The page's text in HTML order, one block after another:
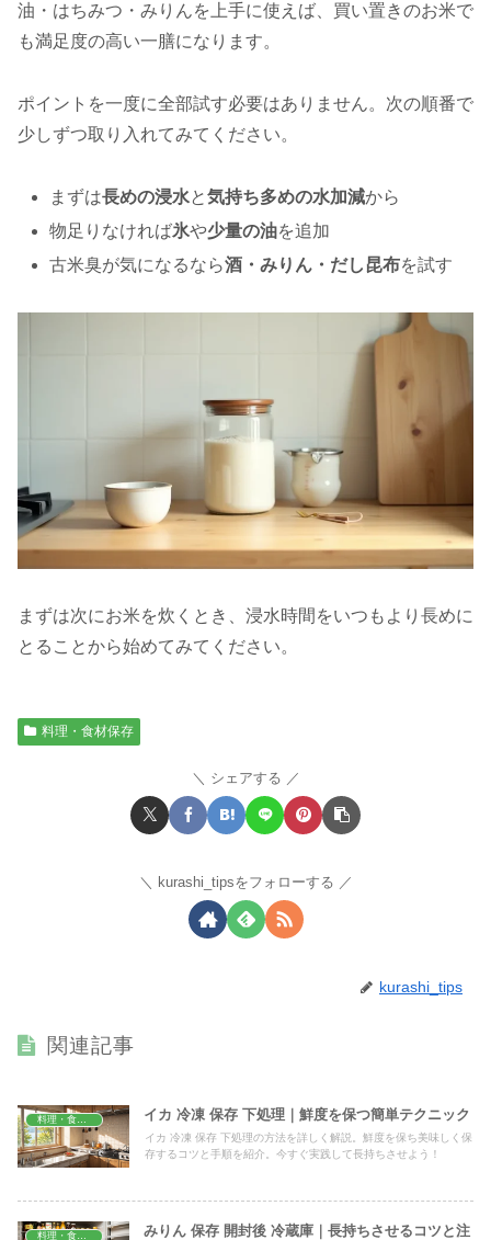
油・はちみつ・みりんを上手に使えば、買い置きのお米で
も満足度の高い一膳になります。
ポイントを一度に全部試す必要はありません。次の順番で
少しずつ取り入れてみてください。
まずは長めの浸水と気持ち多めの水加減から
物足りなければ氷や少量の油を追加
古米臭が気になるなら酒・みりん・だし昆布を試す
まずは次にお米を炊くとき、浸水時間をいつもより長めに
とることから始めてみてください。
料理・食材保存
シェアする
kurashi_tipsをフォローする
kurashi_tips
関連記事
料理・食材保存 イカ 冷凍 保存 下処理｜鮮度を保つ簡単テクニック
イカ 冷凍 保存 下処理の方法を詳しく解説。鮮度を保ち美味しく保
存するコツと手順を紹介。今すぐ実践して長持ちさせよう！
みりん 保存 開封後 冷蔵庫｜長持ちさせるコツと注